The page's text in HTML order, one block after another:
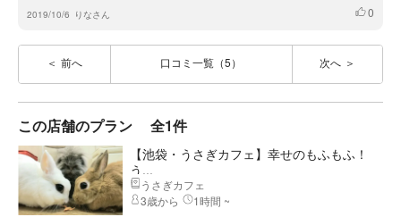
2019/10/6 りなさん いいね
0
前へ 口コミ一覧（5） 次へ
この店舗のプラン 全1件
【池袋・うさぎカフェ】幸せのもふもふ！
う...
うさぎカフェ
3歳から
1時間 ~